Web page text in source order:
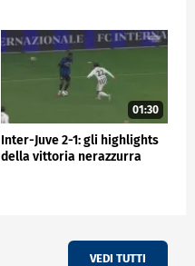
01:30
Inter-Juve 2-1: gli highlights
della vittoria nerazzurra
VEDI TUTTI